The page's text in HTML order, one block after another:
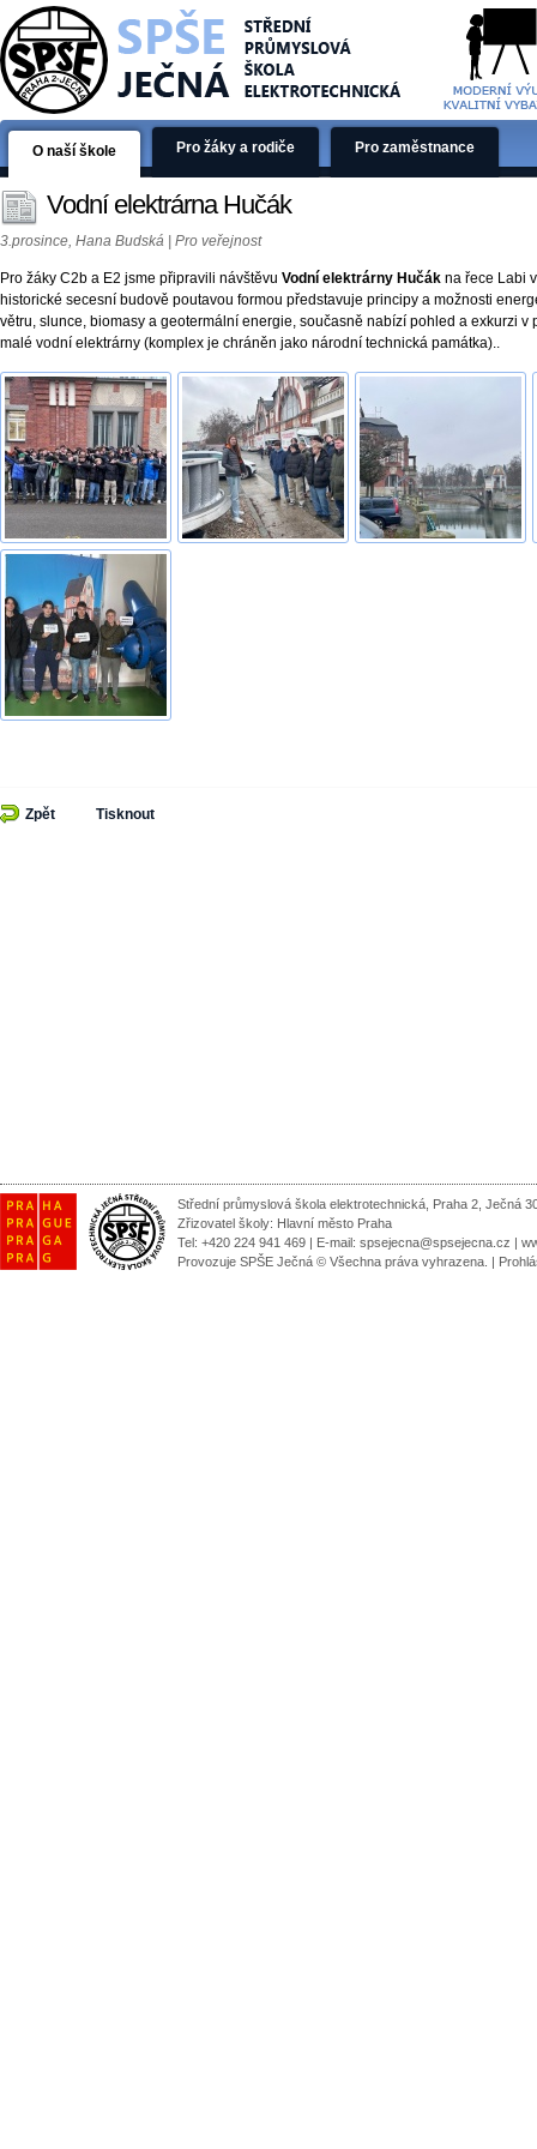
O naší škole Pro žáky a rodiče Pro zaměstnance
Vodní elektrárna Hučák
3.prosince, Hana Budská | Pro veřejnost
Pro žáky C2b a E2 jsme připravili návštěvu Vodní elektrárny Hučák na řece Labi
historické secesní budově poutavou formou představuje principy a možnosti
větru, slunce, biomasy a geotermální energie, současně nabízí pohled a exkurzi v
malé vodní elektrárny (komplex je chráněn jako národní technická památka)..
Zpět Tisknout
Střední průmyslová škola elektrotechnická, Praha 2, Ječná
Zřizovatel školy: Hlavní město Praha
Tel: +420 224 941 469 | E-mail: spsejecna@spsejecna.cz |
Provozuje SPŠE Ječná © Všechna práva vyhrazena. |